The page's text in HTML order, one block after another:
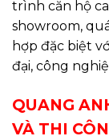
trình căn hộ
showroom,
hợp đặc biệt
đại, công
QUANG
VÀ THI